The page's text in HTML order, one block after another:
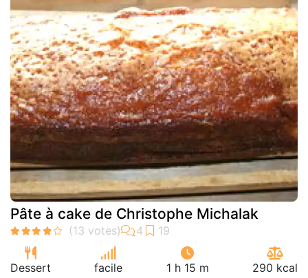
Pâte à cake de Christophe Michalak
Dessert facile 1 h 15 m 290 kcal